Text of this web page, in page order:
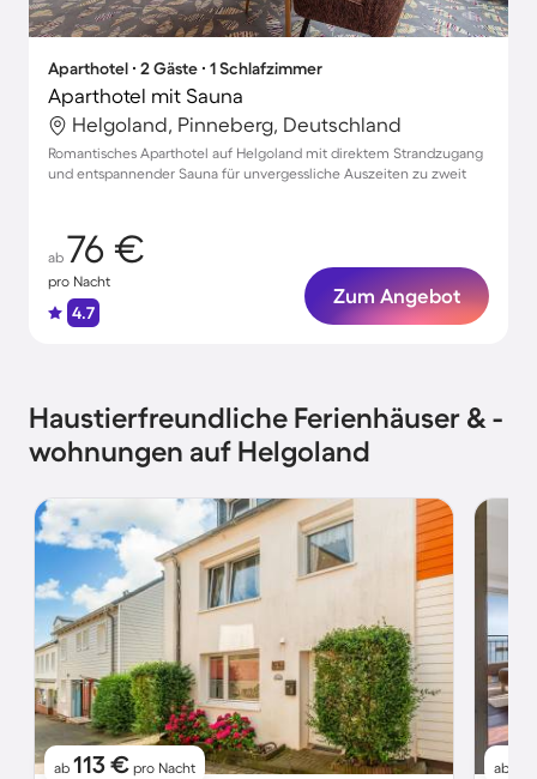
Aparthotel ∙ 2 Gäste ∙ 1 Schlafzimmer
Aparthotel mit Sauna
Helgoland, Pinneberg, Deutschland
Romantisches Aparthotel auf Helgoland mit direktem Strandzugang
und entspannender Sauna für unvergessliche Auszeiten zu zweit
ab 76 €
pro Nacht
4.7
Zum Angebot
Haustierfreundliche Ferienhäuser & -
wohnungen auf Helgoland
ab 113 € pro Nacht ab